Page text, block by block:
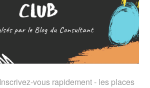
vous rapidement - les places